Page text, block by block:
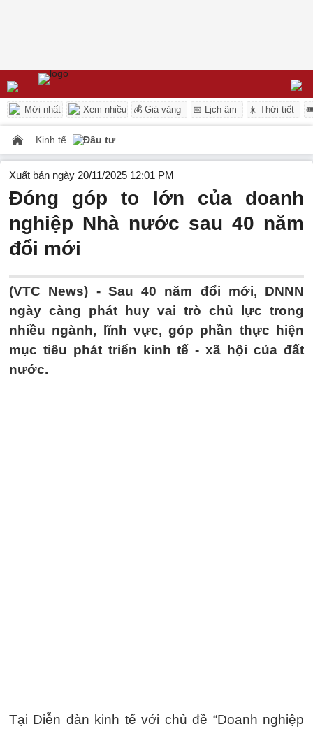
Mới nhất Xem nhiều 💰 Giá vàng 📅 Lịch âm ☀️ Thời tiết
Kinh tế Đầu tư
Xuất bản ngày 20/11/2025 12:01 PM
Đóng góp to lớn của doanh
nghiệp Nhà nước sau 40 năm
đổi mới
(VTC News) - Sau 40 năm đổi mới, DNNN
ngày càng phát huy vai trò chủ lực trong
nhiều ngành, lĩnh vực, góp phần thực hiện
mục tiêu phát triển kinh tế - xã hội của đất
nước.
Tại Diễn đàn kinh tế với chủ đề “Doanh nghiệp